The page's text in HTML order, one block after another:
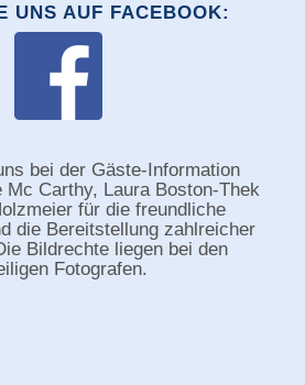
UNS AUF FACEBOOK:
bei der Gäste-Information
Carthy, Laura Boston-Thek
für die freundliche
die Bereitstellung zahlreicher
Bildrechte liegen bei den
Fotografen.